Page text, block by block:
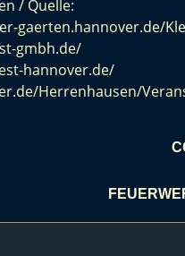
/ Quelle:
gaerten.hannover.de/
gmbh.de/
hannover.de/
Herrenhausen/